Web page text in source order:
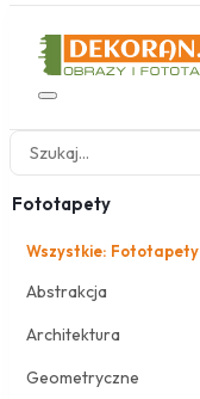
Fototapety
Wszystkie: Fototapety
Abstrakcja
Architektura
Geometryczne